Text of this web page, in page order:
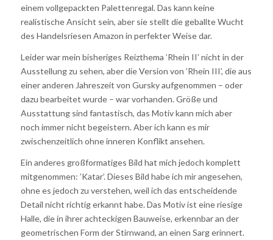
einem vollgepackten Palettenregal. Das kann keine
realistische Ansicht sein, aber sie stellt die geballte Wucht
des Handelsriesen Amazon in perfekter Weise dar.
Leider war mein bisheriges Reizthema ’Rhein II’ nicht in der
Ausstellung zu sehen, aber die Version von ’Rhein III’, die aus
einer anderen Jahreszeit von Gursky aufgenommen – oder
dazu bearbeitet wurde – war vorhanden. Größe und
Ausstattung sind fantastisch, das Motiv kann mich aber
noch immer nicht begeistern. Aber ich kann es mir
zwischenzeitlich ohne inneren Konflikt ansehen.
Ein anderes großformatiges Bild hat mich jedoch komplett
mitgenommen: ’Katar’. Dieses Bild habe ich mir angesehen,
ohne es jedoch zu verstehen, weil ich das entscheidende
Detail nicht richtig erkannt habe. Das Motiv ist eine riesige
Halle, die in ihrer achteckigen Bauweise, erkennbar an der
geometrischen Form der Stirnwand, an einen Sarg erinnert.